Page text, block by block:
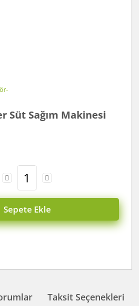
Süt Sağım Makinesi
Sepete Ekle
Taksit Seçenekleri